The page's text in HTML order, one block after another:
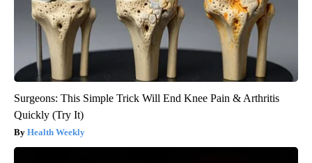
Surgeons: This Simple Trick Will End Knee Pain & Arthritis
Quickly (Try It)
Health Weekly